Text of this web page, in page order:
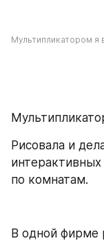
Мультипликатором я
Рисовала и
по комнатам.
В одной фирме